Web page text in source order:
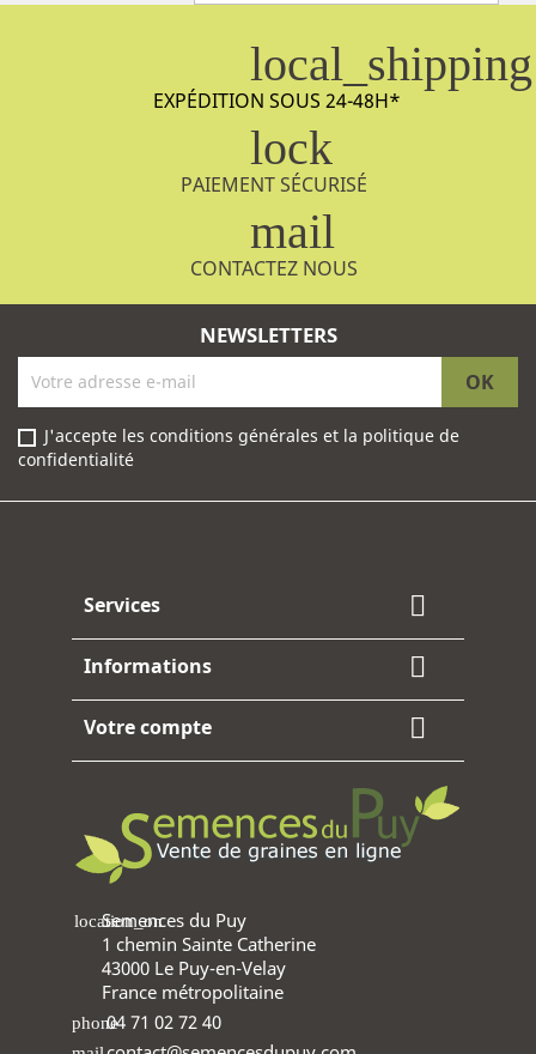
local_shipping
EXPÉDITION SOUS 24-48H*
lock
PAIEMENT SÉCURISÉ
mail
CONTACTEZ NOUS
NEWSLETTERS
J'accepte les conditions générales et la politique de
confidentialité
Services 
Informations 
Votre compte 
location_on
Semences du Puy
1 chemin Sainte Catherine
43000 Le Puy-en-Velay
France métropolitaine
phone04 71 02 72 40